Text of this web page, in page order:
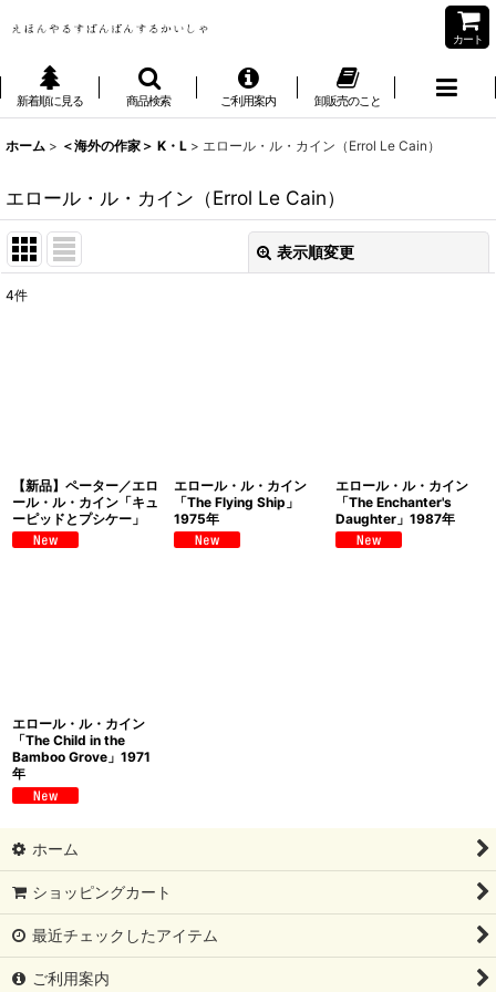
カート
新着順に見る 商品検索 ご利用案内 卸販売のこと
ホーム > ＜海外の作家＞ K・L > エロール・ル・カイン（Errol Le Cain）
エロール・ル・カイン（Errol Le Cain）
表示順変更
4件
【新品】ペーター／エロ
ール・ル・カイン「キュ
ーピッドとプシケー」
エロール・ル・カイン
「The Flying Ship」
1975年
エロール・ル・カイン
「The Enchanter's
Daughter」1987年
エロール・ル・カイン
「The Child in the
Bamboo Grove」1971
年
ホーム
ショッピングカート
最近チェックしたアイテム
ご利用案内